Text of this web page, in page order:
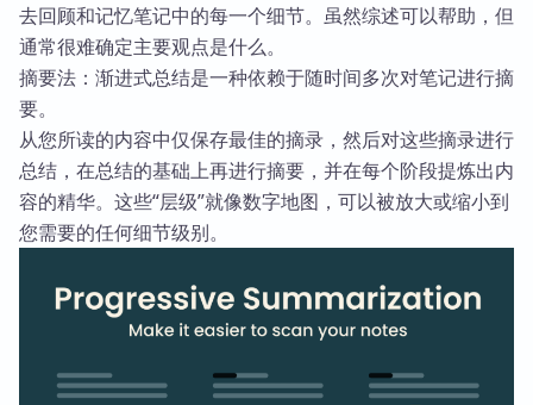
去回顾和记忆笔记中的每一个细节。虽然综述可以帮助，但
通常很难确定主要观点是什么。
摘要法：渐进式总结是一种依赖于随时间多次对笔记进行摘
要。
从您所读的内容中仅保存最佳的摘录，然后对这些摘录进行
总结，在总结的基础上再进行摘要，并在每个阶段提炼出内
容的精华。这些“层级”就像数字地图，可以被放大或缩小到
您需要的任何细节级别。